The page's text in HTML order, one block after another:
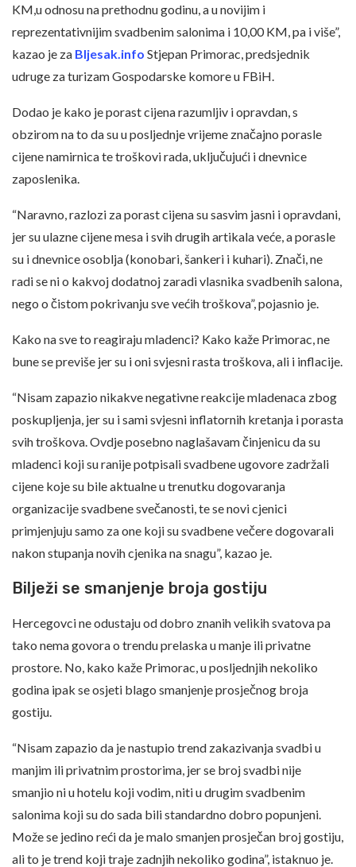
KM,u odnosu na prethodnu godinu, a u novijim i
reprezentativnijim svadbenim salonima i 10,00 KM, pa i više”,
kazao je za Bljesak.info Stjepan Primorac, predsjednik
udruge za turizam Gospodarske komore u FBiH.
Dodao je kako je porast cijena razumljiv i opravdan, s
obzirom na to da su u posljednje vrijeme značajno porasle
cijene namirnica te troškovi rada, uključujući i dnevnice
zaposlenika.
“Naravno, razlozi za porast cijena su sasvim jasni i opravdani,
jer su ulazne cijene mesa i svih drugih artikala veće, a porasle
su i dnevnice osoblja (konobari, šankeri i kuhari). Znači, ne
radi se ni o kakvoj dodatnoj zaradi vlasnika svadbenih salona,
nego o čistom pokrivanju sve većih troškova”, pojasnio je.
Kako na sve to reagiraju mladenci? Kako kaže Primorac, ne
bune se previše jer su i oni svjesni rasta troškova, ali i inflacije.
“Nisam zapazio nikakve negativne reakcije mladenaca zbog
poskupljenja, jer su i sami svjesni inflatornih kretanja i porasta
svih troškova. Ovdje posebno naglašavam činjenicu da su
mladenci koji su ranije potpisali svadbene ugovore zadržali
cijene koje su bile aktualne u trenutku dogovaranja
organizacije svadbene svečanosti, te se novi cjenici
primjenjuju samo za one koji su svadbene večere dogovarali
nakon stupanja novih cjenika na snagu”, kazao je.
Bilježi se smanjenje broja gostiju
Hercegovci ne odustaju od dobro znanih velikih svatova pa
tako nema govora o trendu prelaska u manje ili privatne
prostore. No, kako kaže Primorac, u posljednjih nekoliko
godina ipak se osjeti blago smanjenje prosječnog broja
gostiju.
“Nisam zapazio da je nastupio trend zakazivanja svadbi u
manjim ili privatnim prostorima, jer se broj svadbi nije
smanjio ni u hotelu koji vodim, niti u drugim svadbenim
salonima koji su do sada bili standardno dobro popunjeni.
Može se jedino reći da je malo smanjen prosječan broj gostiju,
ali to je trend koji traje zadnjih nekoliko godina”, istaknuo je.